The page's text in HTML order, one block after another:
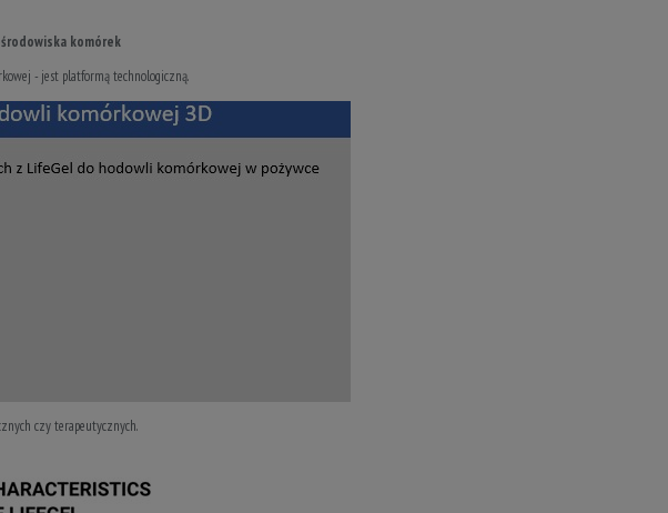
komórek
- jest platformą technologiczną.
czy terapeutycznych.